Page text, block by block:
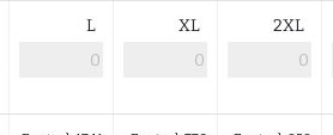
L XL 2XL